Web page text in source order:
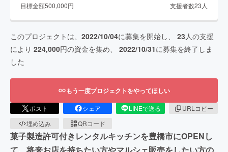
目標金額500,000円 支援者数23 人
このプロジェクトは、 2022/10/04に募集を開始し、 23 人の支援
により 224,000円の資金を集め、 2022/10/31に募集を終了しま
した
もう一度プロジェクトをやってほしい
ポスト シェア LINEで送る
URLコピー
埋め込み
QRコード
菓子製造許可付きレンタルキッチンを豊橋市にOPENし
て、将来お店を持ちたい方やマルシェ販売をしたい方の